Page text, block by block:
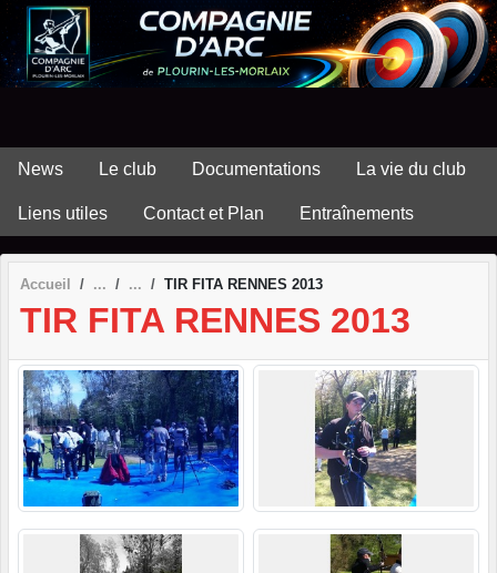
News Le club Documentations La vie du club
Liens utiles Contact et Plan Entraînements
Accueil TIR FITA RENNES 2013
TIR FITA RENNES 2013
Panneau de gestion des cookies